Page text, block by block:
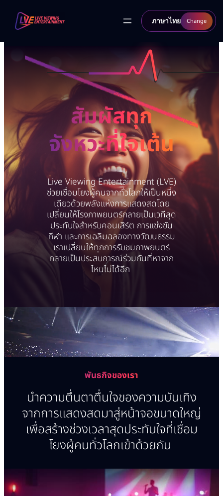
เนื้อหา
ภาษาไทย Change
สัมผัสทุก
จังหวะที่ใจเต้น
Live Viewing Entertainment (LVE)
ช่วยเชื่อมโยงผู้คนจากทั่วโลกให้เป็นหนึ่ง
เดียวด้วยพลังแห่งการแสดงสดโดย
เปลี่ยนให้โรงภาพยนตร์กลายเป็นเวทีสุด
ประทับใจสำหรับคอนเสิร์ต การแข่งขัน
กีฬา และการเฉลิมฉลองทางวัฒนธรรม
เราเปลี่ยนให้ทุกการรับชมภาพยนตร์
กลายเป็นประสบการณ์ร่วมกันที่หาจาก
ไหนไม่ได้อีก
พันธกิจของเรา
นำความตื่นตาตื่นใจของความบันเทิง
จากการแสดงสดมาสู่หน้าจอขนาดใหญ่
เพื่อสร้างช่วงเวลาสุดประทับใจที่เชื่อม
โยงผู้คนทั่วโลกเข้าด้วยกัน
ไม่พลาดทุกข่าวสารของ
Live Viewing
Entertainment!
รับข่าวสารล่าสุด รวมถึงโอกาสในการเข้าร่วมกิจกรรมและร่วมมือ
กับเรา พิเศษสำหรับคุณโดยเฉพาะ!